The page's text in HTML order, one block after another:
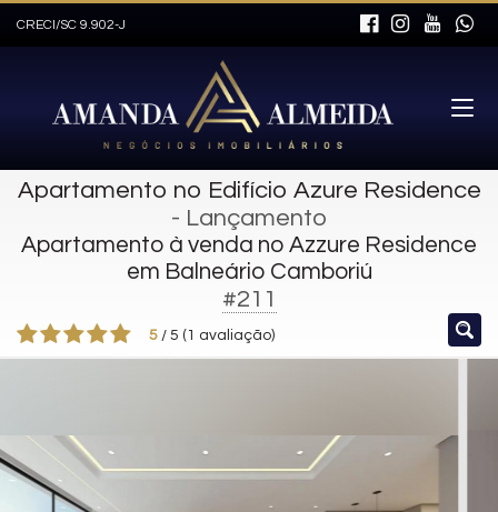
CRECI/SC 9.902-J
Apartamento no Edifício Azure Residence
- Lançamento
Apartamento à venda no Azzure Residence
em Balneário Camboriú
#211
5 / 5 ( 1 avaliação)